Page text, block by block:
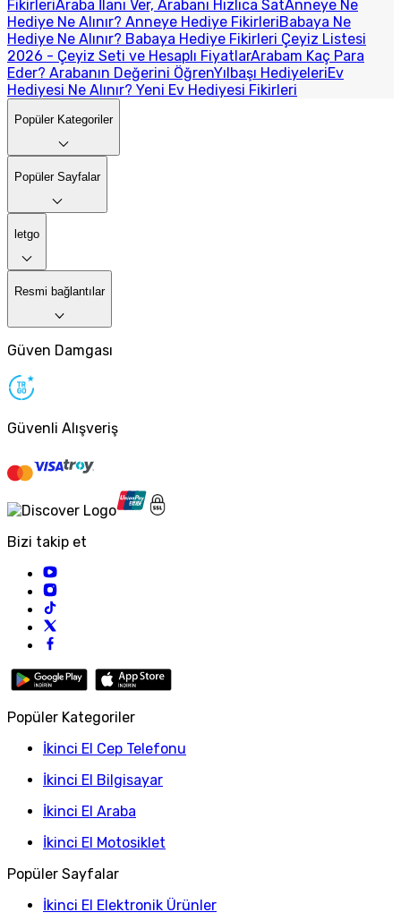
FikirleriAraba İlanı Ver, Arabanı Hızlıca SatAnneye Ne
Hediye Ne Alınır? Anneye Hediye FikirleriBabaya Ne
Hediye Ne Alınır? Babaya Hediye Fikirleri Çeyiz Listesi
2026 - Çeyiz Seti ve Hesaplı FiyatlarArabam Kaç Para
Eder? Arabanın Değerini ÖğrenYılbaşı HediyeleriEv
Hediyesi Ne Alınır? Yeni Ev Hediyesi Fikirleri
Popüler Kategoriler
Popüler Sayfalar
letgo
Resmi bağlantılar
Güven Damgası
Güvenli Alışveriş
Bizi takip et
Popüler Kategoriler
İkinci El Cep Telefonu
İkinci El Bilgisayar
İkinci El Araba
İkinci El Motosiklet
Popüler Sayfalar
İkinci El Elektronik Ürünler